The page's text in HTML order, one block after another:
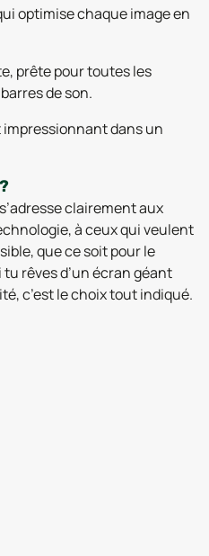
optimise chaque image en
prête pour toutes les
de son.
dans un
clairement aux
à ceux qui veulent
que ce soit pour le
rêves d’un écran géant
c’est le choix tout indiqué.